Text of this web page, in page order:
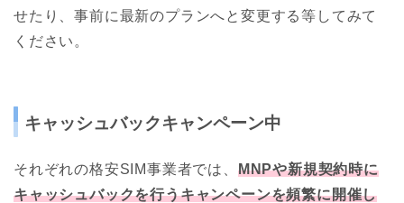
せたり、事前に最新のプランへと変更する等してみて
ください。
キャッシュバックキャンペーン中
それぞれの格安SIM事業者では、 MNPや新規契約時に
キャッシュバックを行うキャンペーンを頻繁に開催し